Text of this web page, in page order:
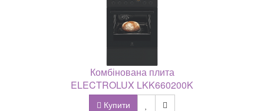
Комбінована плита
ELECTROLUX LKK660200K
Купити